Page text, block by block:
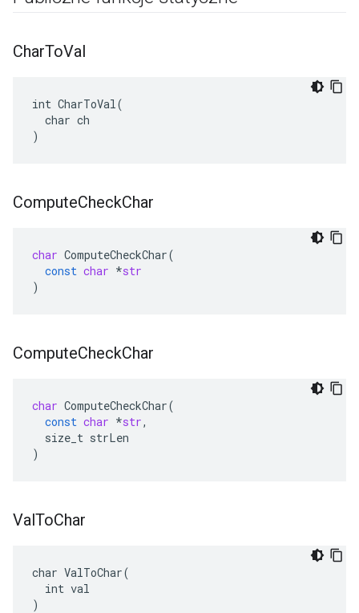
CharToVal
int CharToVal(
  char ch
)
ComputeCheckChar
char ComputeCheckChar(
const char *str
)
ComputeCheckChar
char ComputeCheckChar(
const char *str,
size_t strLen
)
ValToChar
char ValToChar(
  int val
)